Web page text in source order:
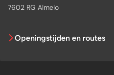
7602 RG Almelo
Openingstijden en routes